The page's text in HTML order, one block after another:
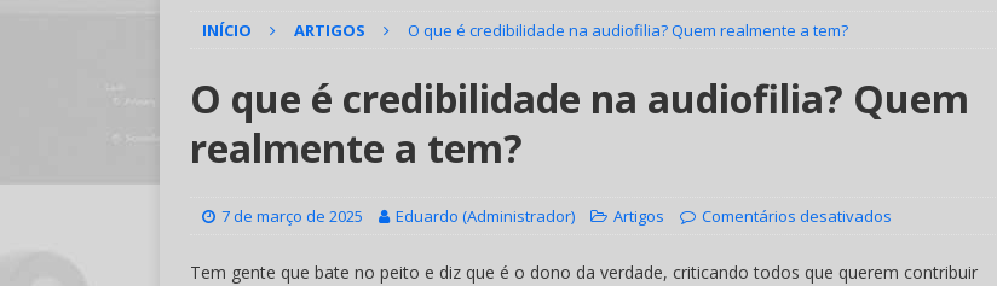
INÍCIO ARTIGOS O que é credibilidade na audiofilia? Quem realmente a tem?
O que é credibilidade na audiofilia? Quem
realmente a tem?
7 de março de 2025 Eduardo (Administrador) Artigos Comentários desativados
Tem gente que bate no peito e diz que é o dono da verdade, criticando todos que querem contribuir